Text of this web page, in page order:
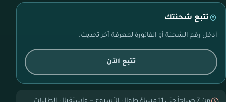
تتبع شحنتك
أدخل رقم الشحنة أو الفاتورة لمعرفة آخر تحديث.
تتبع الآن